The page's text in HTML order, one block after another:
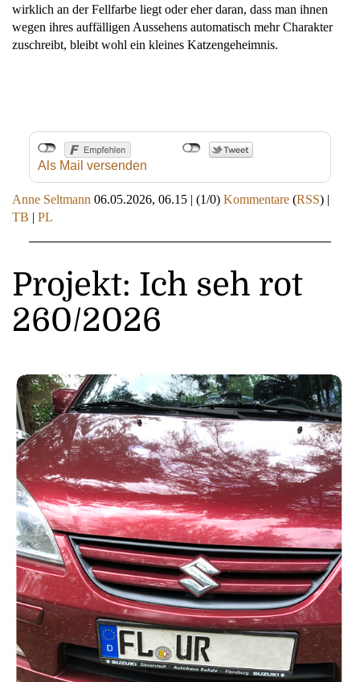
wirklich an der Fellfarbe liegt oder eher daran, dass man ihnen
wegen ihres auffälligen Aussehens automatisch mehr Charakter
zuschreibt, bleibt wohl ein kleines Katzengeheimnis.
Als Mail versenden
Anne Seltmann 06.05.2026, 06.15 | (1/0) Kommentare (RSS) |
TB | PL
Projekt: Ich seh rot
260/2026